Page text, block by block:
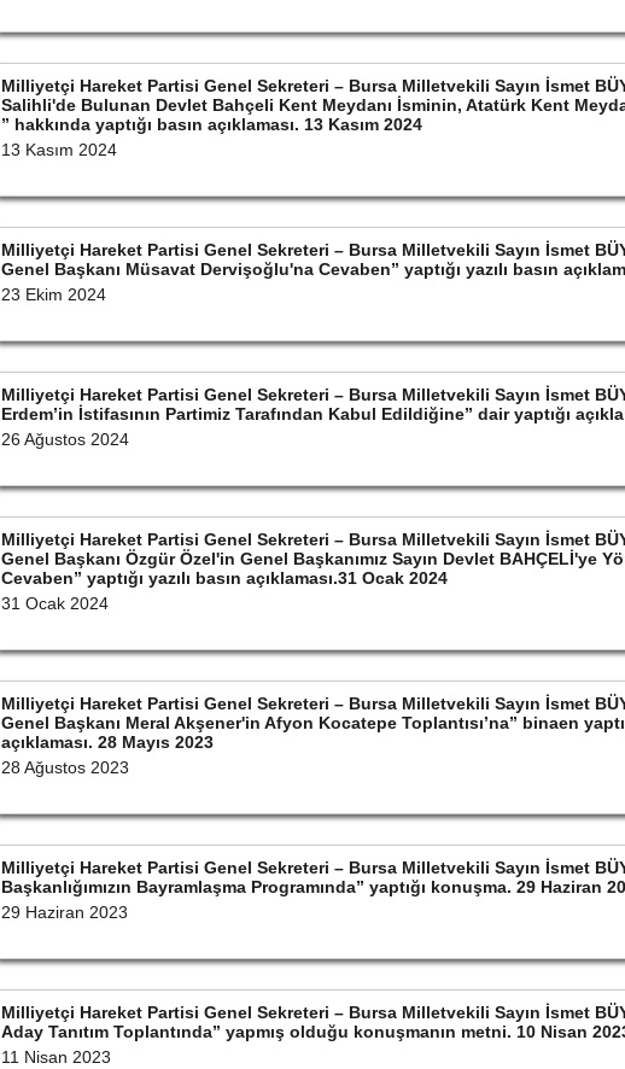
Milliyetçi Hareket Partisi Genel Sekreteri – Bursa Milletvekili Sayın İsmet
Salihli'de Bulunan Devlet Bahçeli Kent Meydanı İsminin, Atatürk Kent
” hakkında yaptığı basın açıklaması. 13 Kasım 2024
13 Kasım 2024
Milliyetçi Hareket Partisi Genel Sekreteri – Bursa Milletvekili Sayın İsmet
Genel Başkanı Müsavat Dervişoğlu'na Cevaben” yaptığı yazılı basın
23 Ekim 2024
Milliyetçi Hareket Partisi Genel Sekreteri – Bursa Milletvekili Sayın İsmet
Erdem’in İstifasının Partimiz Tarafından Kabul Edildiğine” dair yaptığı
26 Ağustos 2024
Milliyetçi Hareket Partisi Genel Sekreteri – Bursa Milletvekili Sayın İsmet
Genel Başkanı Özgür Özel'in Genel Başkanımız Sayın Devlet BAHÇELİ'ye
Cevaben” yaptığı yazılı basın açıklaması.31 Ocak 2024
31 Ocak 2024
Milliyetçi Hareket Partisi Genel Sekreteri – Bursa Milletvekili Sayın İsmet
Genel Başkanı Meral Akşener'in Afyon Kocatepe Toplantısı’na” binaen
açıklaması. 28 Mayıs 2023
28 Ağustos 2023
Milliyetçi Hareket Partisi Genel Sekreteri – Bursa Milletvekili Sayın İsmet
Başkanlığımızın Bayramlaşma Programında” yaptığı konuşma. 29 Haziran
29 Haziran 2023
Milliyetçi Hareket Partisi Genel Sekreteri – Bursa Milletvekili Sayın İsmet
Aday Tanıtım Toplantında” yapmış olduğu konuşmanın metni. 10 Nisan
11 Nisan 2023